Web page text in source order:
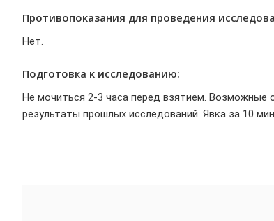
Противопоказания для проведения
Нет.
Подготовка к исследованию:
Не мочиться 2-3 часа перед взятием. Возможные
результаты прошлых исследований. Явка за 10